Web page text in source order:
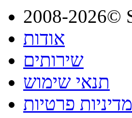
אודות
שירותים
תנאי שימוש
מדיניות פרטיות